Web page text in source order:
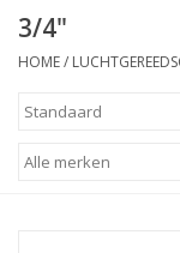
Opbergsystemen
3/4"
HOME/